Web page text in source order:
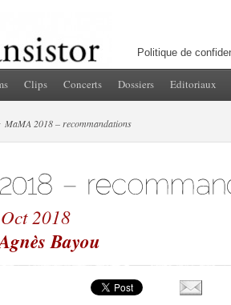
Politique de
Clips Concerts Dossiers Editoriaux
MaMA 2018 – recommandations
2018
Bayou